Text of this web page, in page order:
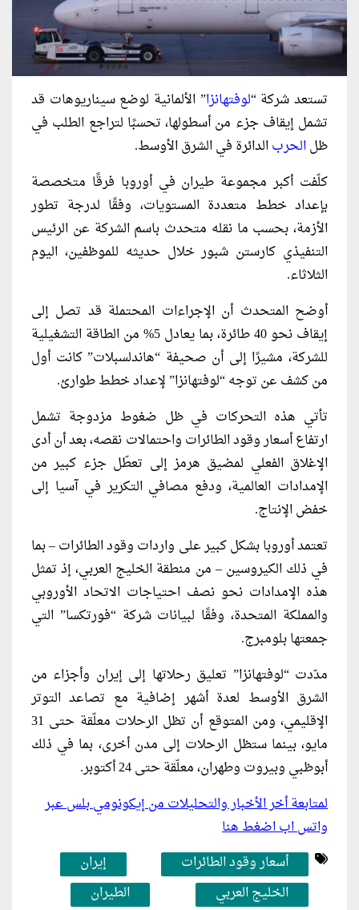
تستعد شركة “لوفتهانزا” الألمانية لوضع سيناريوهات قد
تشمل إيقاف جزء من أسطولها، تحسبًا لتراجع الطلب في
ظلالحربالدائرة في الشرق الأوسط.
كلّفت أكبر مجموعة طيران في أوروبا فرقًا متخصصة
بإعداد خطط متعددة المستويات، وفقًا لدرجة تطور
الأزمة، بحسب ما نقله متحدث باسم الشركة عن الرئيس
التنفيذي كارستن شبور خلال حديثه للموظفين، اليوم
الثلاثاء.
أوضح المتحدث أن الإجراءات المحتملة قد تصل إلى
إيقاف نحو 40 طائرة، بما يعادل 5% من الطاقة التشغيلية
للشركة، مشيرًا إلى أن صحيفة “هاندلسبلات” كانت أول
من كشف عن توجه “لوفتهانزا” لإعداد خطط طوارئ.
تأتي هذه التحركات في ظل ضغوط مزدوجة تشمل
ارتفاع أسعار وقود الطائرات واحتمالات نقصه، بعد أن أدى
الإغلاق الفعلي لمضيق هرمز إلى تعطّل جزء كبير من
الإمدادات العالمية، ودفع مصافي التكرير في آسيا إلى
خفض الإنتاج.
تعتمد أوروبا بشكل كبير على واردات وقود الطائرات – بما
في ذلك الكيروسين – من منطقة الخليج العربي، إذ تمثل
هذه الإمدادات نحو نصف احتياجات الاتحاد الأوروبي
والمملكة المتحدة، وفقًا لبيانات شركة “فورتكسا” التي
جمعتها بلومبرج.
مدّدت “لوفتهانزا” تعليق رحلاتها إلى إيران وأجزاء من
الشرق الأوسط لعدة أشهر إضافية مع تصاعد التوتر
الإقليمي، ومن المتوقع أن تظل الرحلات معلّقة حتى 31
مايو، بينما ستظل الرحلات إلى مدن أخرى، بما في ذلك
أبوظبي وبيروت وطهران، معلّقة حتى 24 أكتوبر.
لمتابعة أخر الأخبار والتحليلات من إيكونومي بلس عبر
واتس اب اضغط هنا
أسعار وقود الطائرات
إيران
الخليج العربي
الطيران